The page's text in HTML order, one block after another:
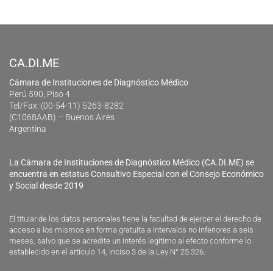
CA.DI.ME
Cámara de Instituciones de Diagnóstico Médico
Perú 590, Piso 4
Tel/Fax: (00-54-11) 5263-8282
(C1068AAB) – Buenos Aires
Argentina
La Cámara de Instituciones de Diagnóstico Médico (CA.DI.ME) se
encuentra en estatus Consultivo Especial con el Consejo Económico
y Social desde 2019
El titular de los datos personales tiene la facultad de ejercer el derecho de
acceso a los mismos en forma gratuita a intervalos no inferiores a seis
meses, salvo que se acredite un interés legitimo al efecto conforme lo
establecido en el artículo 14, inciso 3 de la Ley N° 25.326.